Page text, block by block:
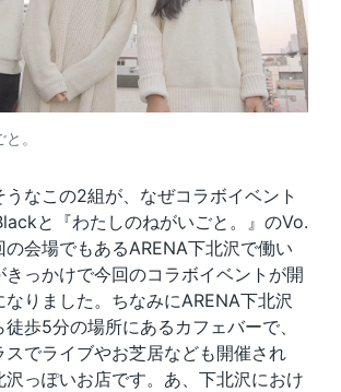
。
なこの2組が、なぜコラボイベント
と『わたしのねがいごと。』のVo.
の会場でもあるARENA下北沢で働い
きっかけで今回のコラボイベントが開
りました。ちなみにARENA下北沢
歩5分の場所にあるカフェバーで、
スでライブやお芝居なども開催され
沢っぽいお店です。あ、下北沢におけ